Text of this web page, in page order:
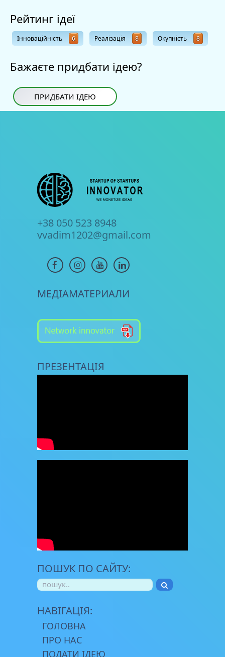
Рейтинг ідеї
Інноваційність 6 Реалізація 8 Окупність 8
Бажаєте придбати ідею?
ПРИДБАТИ ІДЕЮ
+38 050 523 8948
vvadim1202@gmail.com
МЕДІАМАТЕРИАЛИ
ПРЕЗЕНТАЦІЯ
ПОШУК ПО САЙТУ:
НАВІГАЦІЯ:
ГОЛОВНА
ПРО НАС
ПОДАТИ ІДЕЮ